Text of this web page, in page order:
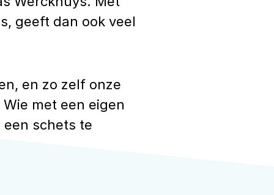
geeft dan ook veel
en zo zelf onze
met een eigen
schets te